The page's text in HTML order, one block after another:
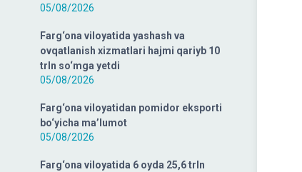
05/08/2026
Farg‘ona viloyatida yashash va
ovqatlanish xizmatlari hajmi qariyb 10
trln so‘mga yetdi
05/08/2026
Farg‘ona viloyatidan pomidor eksporti
bo‘yicha ma’lumot
05/08/2026
Farg‘ona viloyatida 6 oyda 25,6 trln